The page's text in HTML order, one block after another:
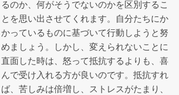
るのか、何がそうでないのかを区別するこ
とを思い出させてくれます。自分たちにか
かっているものに基づいて行動しようと努
めましょう。しかし、変えられないことに
直面した時は、怒って抵抗するよりも、喜
んで受け入れる方が良いのです。抵抗すれ
ば、苦しみは倍増し、ストレスがたまり、